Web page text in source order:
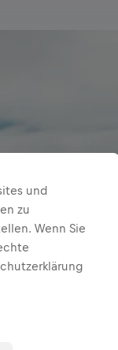
und
zu
Wenn Sie